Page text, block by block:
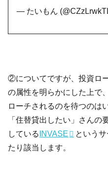
— たいもん
②についてですが、投資ロ
の属性を明らかにした上で
ローチされるのを待つのは
「住替貸出したい」さんの
しているINVASE
という
たり該当します。